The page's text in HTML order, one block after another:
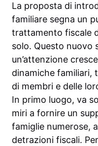
La proposta di
familiare segna un
trattamento fiscale
solo. Questo nuovo
un’attenzione
dinamiche familiari,
di membri e delle
In primo luogo, va
miri a fornire un
famiglie numerose,
detrazioni fiscali.